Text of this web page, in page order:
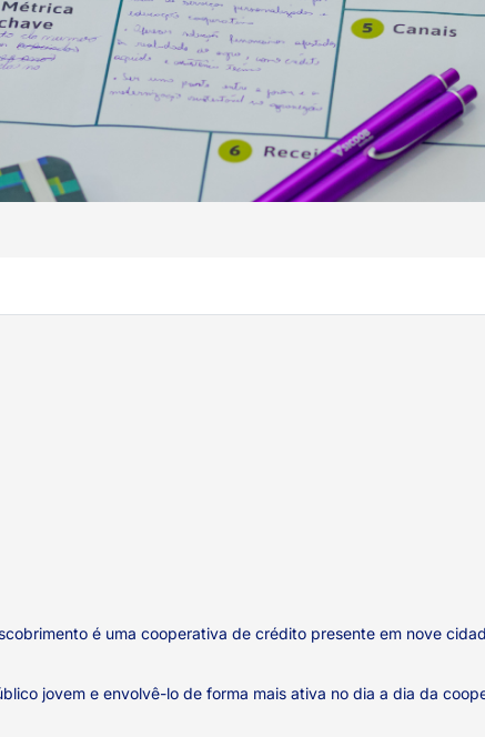
é uma cooperativa de crédito presente em nove
jovem e envolvê-lo de forma mais ativa no dia a dia da